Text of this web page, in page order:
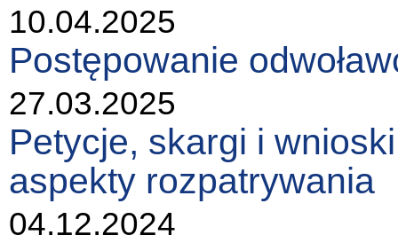
10.04.2025
Postępowanie
27.03.2025
Petycje, skargi i
aspekty rozpatrywania
04.12.2024